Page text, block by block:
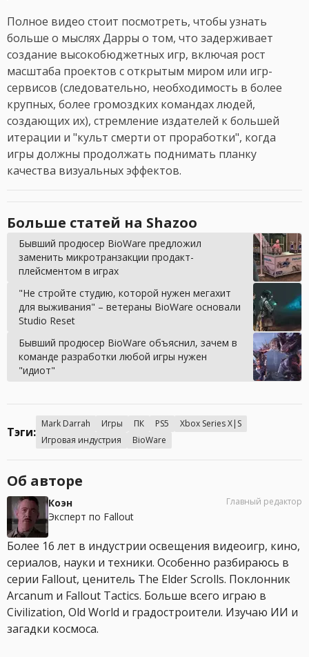
Полное видео стоит посмотреть, чтобы узнать
больше о мыслях Дарры о том, что задерживает
создание высокобюджетных игр, включая рост
масштаба проектов с открытым миром или игр-
сервисов (следовательно, необходимость в более
крупных, более громоздких командах людей,
создающих их), стремление издателей к большей
итерации и "культ смерти от проработки", когда
игры должны продолжать поднимать планку
качества визуальных эффектов.
Больше статей на Shazoo
Бывший продюсер BioWare предложил
заменить микротранзакции продакт-
плейсментом в играх
"Не стройте студию, которой нужен мегахит
для выживания" – ветераны BioWare основали
Studio Reset
Бывший продюсер BioWare объяснил, зачем в
команде разработки любой игры нужен
"идиот"
Тэги:
Mark Darrah Игры ПК PS5
Xbox Series X|S
Игровая индустрия
BioWare
Об авторе
Коэн
Эксперт по Fallout
Главный редактор
Более 16 лет в индустрии освещения видеоигр, кино,
сериалов, науки и техники. Особенно разбираюсь в
серии Fallout, ценитель The Elder Scrolls. Поклонник
Arcanum и Fallout Tactics. Больше всего играю в
Civilization, Old World и градостроители. Изучаю ИИ и
загадки космоса.